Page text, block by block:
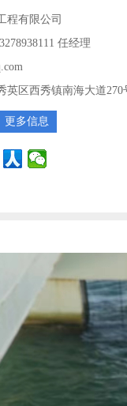
程有限公司
任经理
英区西秀镇南海大道
更多信息